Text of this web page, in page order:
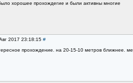
хорошее прохождегие и были активны многие
2017 23:18:15 #
прохождение. на 20-15-10 метров ближнее.